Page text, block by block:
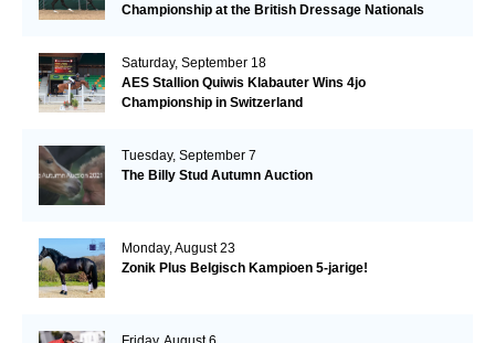
Championship at the British Dressage Nationals
Saturday, September 18
AES Stallion Quiwis Klabauter Wins 4jo
Championship in Switzerland
Tuesday, September 7
The Billy Stud Autumn Auction
Monday, August 23
Zonik Plus Belgisch Kampioen 5-jarige!